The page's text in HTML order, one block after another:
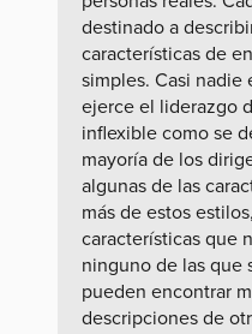
destinado a
características de
simples. Casi nadie
ejerce el liderazgo
inflexible como se
mayoría de los
algunas de las
más de estos
características que
ninguno de las que
pueden encontrar
descripciones de